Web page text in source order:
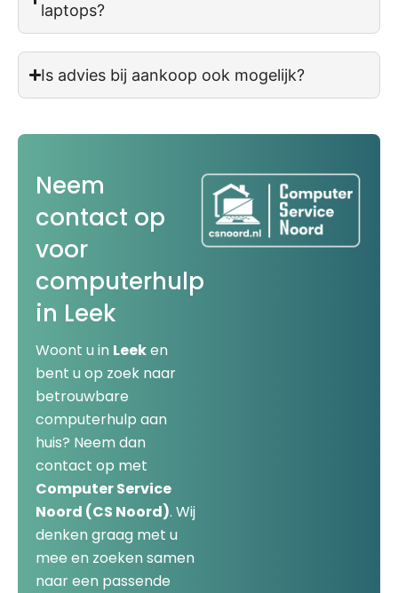
laptops?
Is advies bij aankoop ook mogelijk?
Neem
contact op
voor
computerhulp
in Leek
Woont u in Leeken
bent u op zoek naar
betrouwbare
computerhulp aan
huis? Neem dan
contact op met
Computer Service
Noord (CS Noord). Wij
denken graag met u
mee en zoeken samen
naar een passende